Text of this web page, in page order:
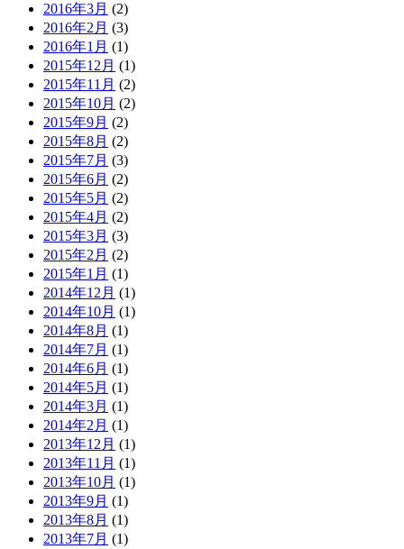
2016年3月 (2)
2016年2月 (3)
2016年1月 (1)
2015年12月 (1)
2015年11月 (2)
2015年10月 (2)
2015年9月 (2)
2015年8月 (2)
2015年7月 (3)
2015年6月 (2)
2015年5月 (2)
2015年4月 (2)
2015年3月 (3)
2015年2月 (2)
2015年1月 (1)
2014年12月 (1)
2014年10月 (1)
2014年8月 (1)
2014年7月 (1)
2014年6月 (1)
2014年5月 (1)
2014年3月 (1)
2014年2月 (1)
2013年12月 (1)
2013年11月 (1)
2013年10月 (1)
2013年9月 (1)
2013年8月 (1)
2013年7月 (1)